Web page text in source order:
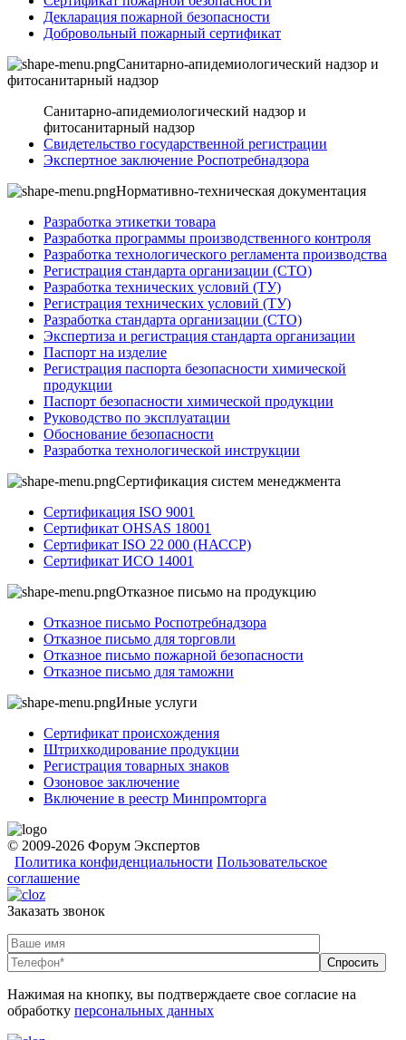
Декларация пожарной безопасности
Добровольный пожарный сертификат
Санитарно-апидемиологический надзор и
фитосанитарный надзор
Санитарно-апидемиологический надзор и
фитосанитарный надзор
Свидетельство государственной регистрации
Экспертное заключение Роспотребнадзора
Нормативно-техническая документация
Разработка этикетки товара
Разработка программы производственного контроля
Разработка технологического регламента производства
Регистрация стандарта организации (СТО)
Разработка технических условий (ТУ)
Регистрация технических условий (ТУ)
Разработка стандарта организации (СТО)
Экспертиза и регистрация стандарта организации
Паспорт на изделие
Регистрация паспорта безопасности химической
продукции
Паспорт безопасности химической продукции
Руководство по эксплуатации
Обоснование безопасности
Разработка технологической инструкции
Сертификация систем менеджмента
Сертификация ISO 9001
Сертификат OHSAS 18001
Сертификат ISO 22 000 (НАССР)
Сертификат ИСО 14001
Отказное письмо на продукцию
Отказное письмо Роспотребнадзора
Отказное письмо для торговли
Отказное письмо пожарной безопасности
Отказное письмо для таможни
Иные услуги
Сертификат происхождения
Штрихкодирование продукции
Регистрация товарных знаков
Озоновое заключение
Включение в реестр Минпромторга
© 2009-2026 Форум Экспертов
Политика конфиденциальности Пользовательское
соглашение
Заказать звонок
Нажимая на кнопку, вы подтверждаете свое согласие на
обработку персональных данных